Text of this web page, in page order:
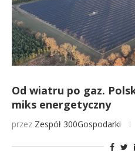
Od wiatru po gaz.
miks energetyczny
przez Zespół 300Gospodarki